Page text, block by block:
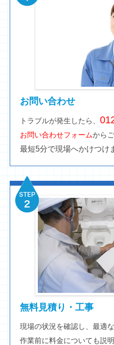
お問い合わせ
トラブルが発生したら、
お問い合わせフォームから
最短5分で現場へかけつけ
無料見積り・工事
現場の状況を確認し、最適
作業前に料金についても説